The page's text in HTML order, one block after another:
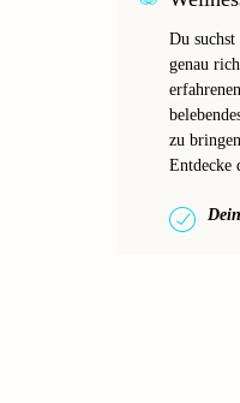
Du
genau
zu
Entdecke